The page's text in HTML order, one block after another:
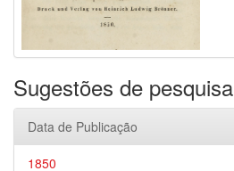
Sugestões de pesquisa
Data de Publicação
1850